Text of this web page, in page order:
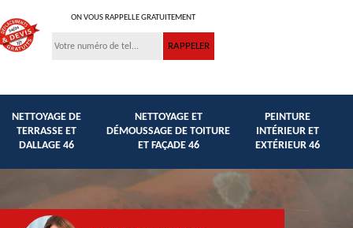
ON VOUS RAPPELLE GRATUITEMENT
NETTOYAGE DE
TERRASSE ET
DALLAGE 46
NETTOYAGE ET
DÉMOUSSAGE DE TOITURE
ET FAÇADE 46
PEINTURE
INTÉRIEUR ET
EXTÉRIEUR 46